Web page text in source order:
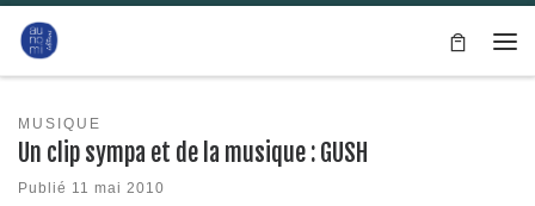
Passer au contenu
MUSIQUE
Un clip sympa et de la musique : GUSH
Publié 11 mai 2010